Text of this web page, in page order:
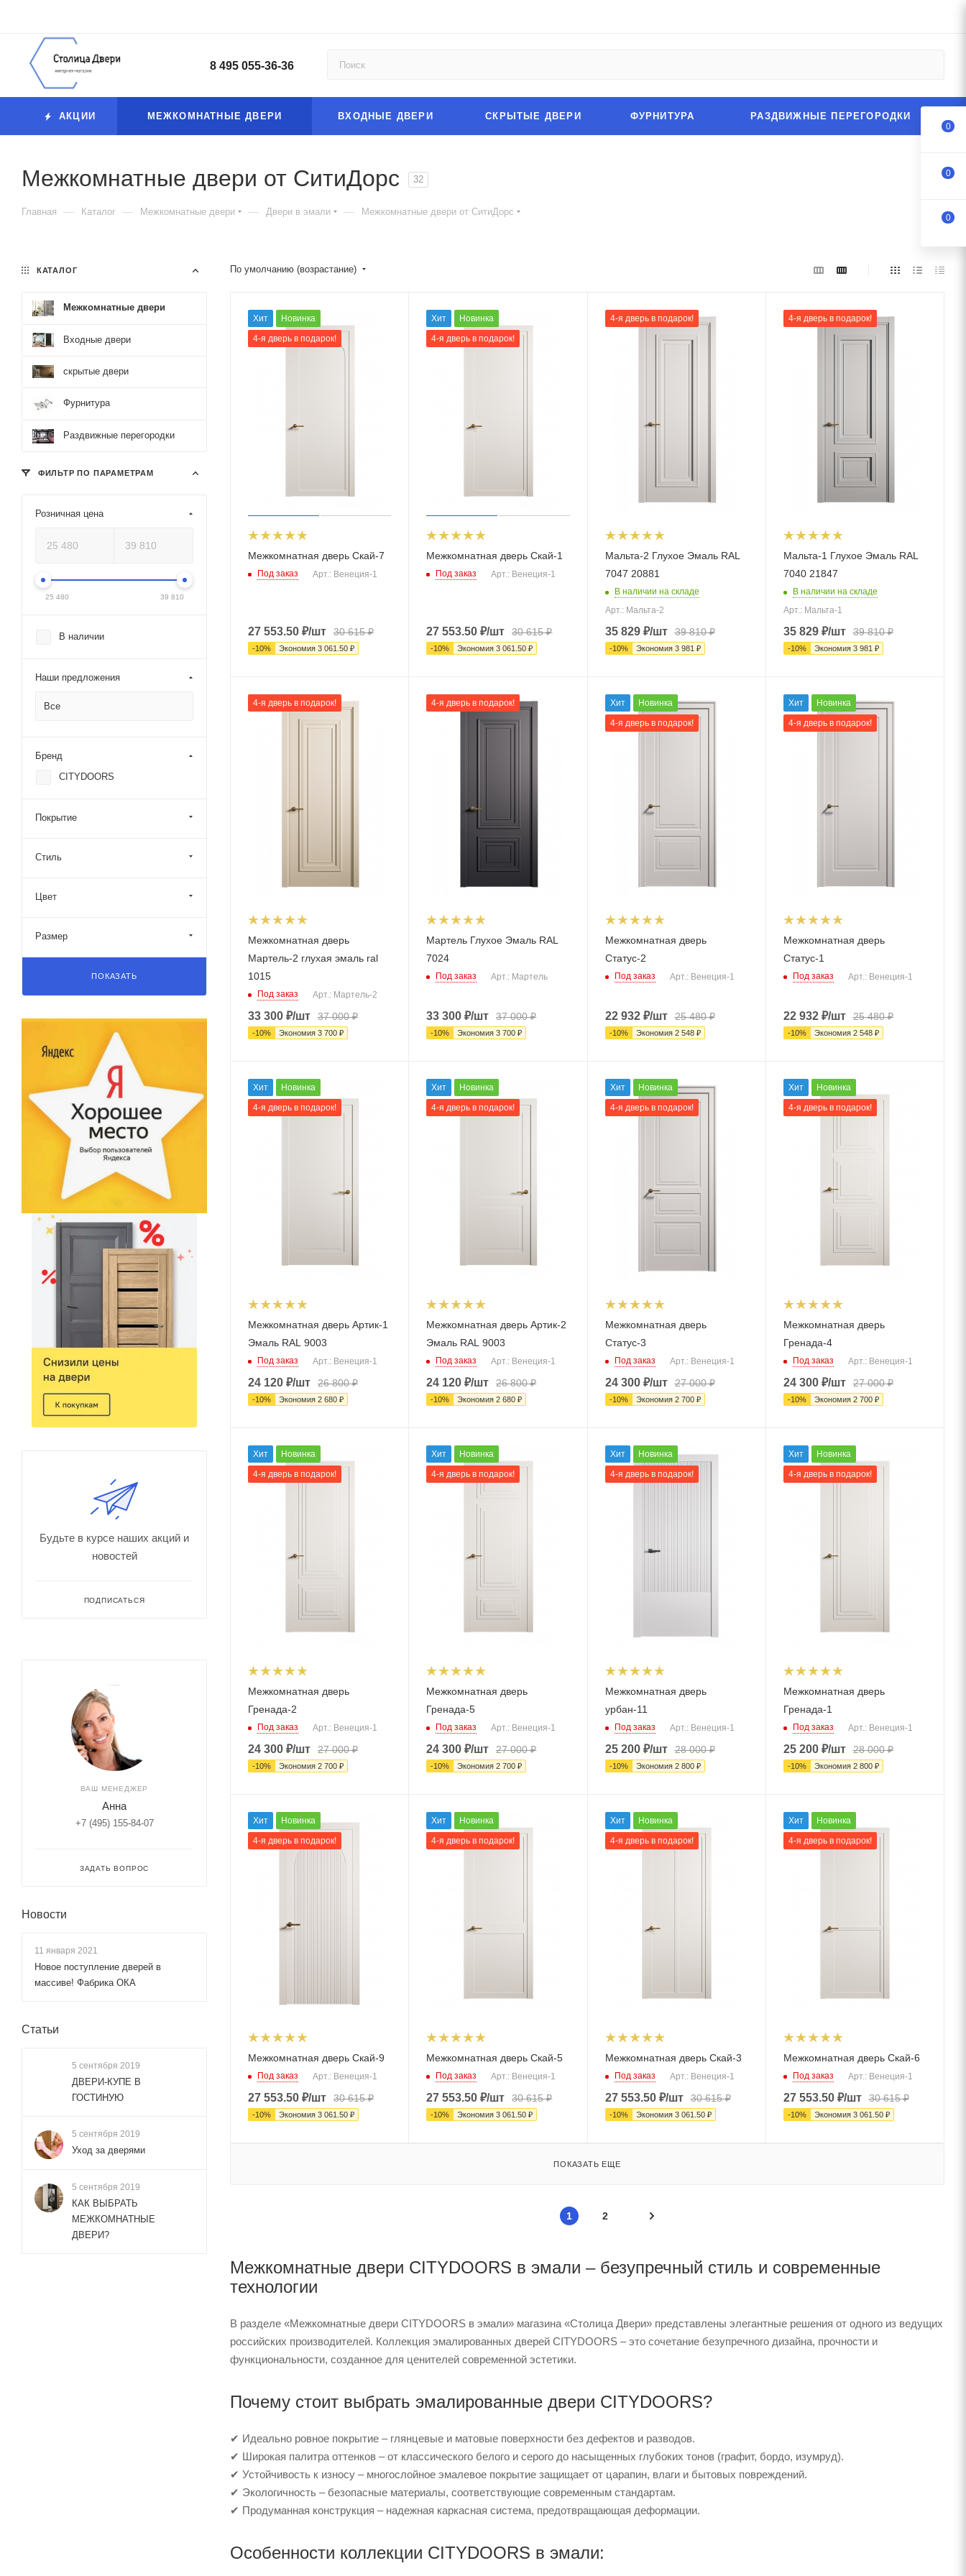
8 495 055-36-36
АКЦИИ МЕЖКОМНАТНЫЕ ДВЕРИ ВХОДНЫЕ ДВЕРИ СКРЫТЫЕ ДВЕРИ ФУРНИТУРА РАЗДВИЖНЫЕ ПЕРЕГОРОДКИ
Межкомнатные двери от СитиДорс 32
Главная — Каталог — Межкомнатные двери — Двери в эмали — Межкомнатные двери от СитиДорс
По умолчанию (возрастание)
Хит
Новинка
4-я дверь в подарок!
Межкомнатная дверь Скай-7
Под заказ Арт.: Венеция-1
27 553.50 ₽/шт 30 615₽
-10% Экономия 3 061.50 ₽
Хит
Новинка
4-я дверь в подарок!
Межкомнатная дверь Скай-1
Под заказ Арт.: Венеция-1
27 553.50 ₽/шт 30 615₽
-10% Экономия3 061.50 ₽
4-я дверь в подарок!
Мальта-2 Глухое Эмаль RAL
7047 20881
В наличии на складе
Арт.: Мальта-2
35 829₽/шт 39 810₽
-10% Экономия 3 981 ₽
4-я дверь в подарок!
Мальта-1 Глухое Эмаль RAL
7040 21847
В наличии на складе
Арт.: Мальта-1
35 829₽/шт 39 810₽
-10% Экономия 3 981 ₽
4-я дверь в подарок!
Межкомнатная дверь
Мартель-2 глухая эмаль ral
1015
Под заказ Арт.: Мартель-2
33 300 ₽/шт 37 000₽
-10% Экономия 3 700 ₽
4-я дверь в подарок!
Мартель Глухое Эмаль RAL
7024
Под заказ Арт.: Мартель
33 300 ₽/шт 37 000₽
-10% Экономия3 700 ₽
Хит
Новинка
4-я дверь в подарок!
Межкомнатная дверь
Статус-2
Под заказ Арт.: Венеция-1
22 932₽/шт 25 480₽
-10% Экономия 2 548₽
Хит
Новинка
4-я дверь в подарок!
Межкомнатная дверь
Статус-1
Под заказ Арт.: Венеция-1
22 932₽/шт 25 480₽
-10% Экономия 2 548₽
Хит
Новинка
4-я дверь в подарок!
Межкомнатная дверь Артик-1
Эмаль RAL 9003
Под заказ Арт.: Венеция-1
24 120 ₽/шт 26 800₽
-10% Экономия 2 680 ₽
Хит
Новинка
4-я дверь в подарок!
Межкомнатная дверь Артик-2
Эмаль RAL 9003
Под заказ Арт.: Венеция-1
24 120 ₽/шт 26 800₽
-10% Экономия2 680 ₽
Хит
Новинка
4-я дверь в подарок!
Межкомнатная дверь
Статус-3
Под заказ Арт.: Венеция-1
24 300₽/шт 27 000₽
-10% Экономия 2 700₽
Хит
Новинка
4-я дверь в подарок!
Межкомнатная дверь
Гренада-4
Под заказ Арт.: Венеция-1
24 300₽/шт 27 000₽
-10% Экономия 2 700₽
Хит
Новинка
4-я дверь в подарок!
Межкомнатная дверь
Гренада-2
Под заказ Арт.: Венеция-1
24 300 ₽/шт 27 000₽
-10% Экономия 2 700 ₽
Хит
Новинка
4-я дверь в подарок!
Межкомнатная дверь
Гренада-5
Под заказ Арт.: Венеция-1
24 300 ₽/шт 27 000₽
-10% Экономия2 700 ₽
Хит
Новинка
4-я дверь в подарок!
Межкомнатная дверь
урбан-11
Под заказ Арт.: Венеция-1
25 200₽/шт 28 000₽
-10% Экономия 2 800₽
Хит
Новинка
4-я дверь в подарок!
Межкомнатная дверь
Гренада-1
Под заказ Арт.: Венеция-1
25 200₽/шт 28 000₽
-10% Экономия 2 800₽
Хит
Новинка
4-я дверь в подарок!
Межкомнатная дверь Скай-9
Под заказ Арт.: Венеция-1
27 553.50 ₽/шт 30 615₽
-10% Экономия 3 061.50 ₽
Хит
Новинка
4-я дверь в подарок!
Межкомнатная дверь Скай-5
Под заказ Арт.: Венеция-1
27 553.50 ₽/шт 30 615₽
-10% Экономия3 061.50 ₽
Хит
Новинка
4-я дверь в подарок!
Межкомнатная дверь Скай-3
Под заказ Арт.: Венеция-1
27 553.50₽/шт 30 615₽
-10% Экономия 3 061.50₽
Хит
Новинка
4-я дверь в подарок!
Межкомнатная дверь Скай-6
Под заказ Арт.: Венеция-1
27 553.50₽/шт 30 615₽
-10% Экономия 3 061.50₽
ПОКАЗАТЬ ЕЩЕ
1 2
Межкомнатные двери CITYDOORS в эмали – безупречный стиль и современные
технологии
В разделе «Межкомнатные двери CITYDOORS в эмали» магазина «Столица Двери» представлены элегантные решения от одного из ведущих
российских производителей. Коллекция эмалированных дверей CITYDOORS – это сочетание безупречного дизайна, прочности и
функциональности, созданное для ценителей современной эстетики.
Почему стоит выбрать эмалированные двери CITYDOORS?
✔ Идеально ровное покрытие – глянцевые и матовые поверхности без дефектов и разводов.
✔ Широкая палитра оттенков – от классического белого и серого до насыщенных глубоких тонов (графит, бордо, изумруд).
✔ Устойчивость к износу – многослойное эмалевое покрытие защищает от царапин, влаги и бытовых повреждений.
✔ Экологичность – безопасные материалы, соответствующие современным стандартам.
✔ Продуманная конструкция – надежная каркасная система, предотвращающая деформации.
Особенности коллекции CITYDOORS в эмали:
КАТАЛОГ
Межкомнатные двери
Входные двери
скрытые двери
Фурнитура
Раздвижные перегородки
ФИЛЬТР ПО ПАРАМЕТРАМ
Розничная цена
25 480 39 810
В наличии
Наши предложения
Все
Бренд
CITYDOORS
Покрытие
Стиль
Цвет
Размер
ПОКАЗАТЬ
Будьте в курсе наших акций и
новостей
ПОДПИСАТЬСЯ
ВАШ МЕНЕДЖЕР
Анна
+7 (495) 155-84-07
ЗАДАТЬ ВОПРОС
Новости
11 января 2021
Новое поступление дверей в
массиве! Фабрика ОКА
Статьи
5 сентября 2019
ДВЕРИ-КУПЕ В
ГОСТИНУЮ
5 сентября 2019
Уход за дверями
5 сентября 2019
КАК ВЫБРАТЬ
МЕЖКОМНАТНЫЕ
ДВЕРИ?
0
0
0